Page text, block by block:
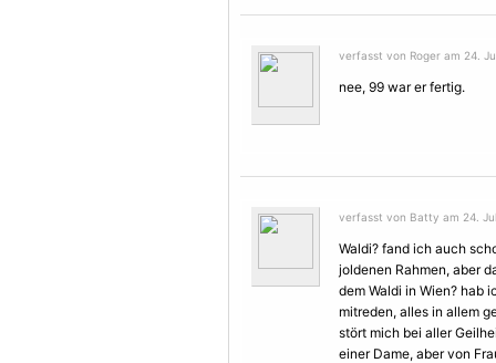
verfasst von Roger am 24.
nee, 99 war er fertig.
verfasst von Batty am 24.
Waldi? fand ich auch
joldenen Rahmen, aber
dem Waldi in Wien? hab
mitreden, alles in allem
stört mich bei aller
einer Dame, aber von